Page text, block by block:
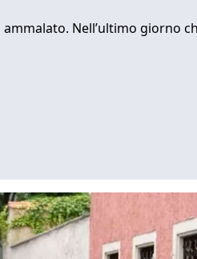
Nell’ultimo giorno